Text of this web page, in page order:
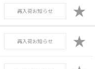
再入荷お知らせ ★
再入荷お知らせ ★